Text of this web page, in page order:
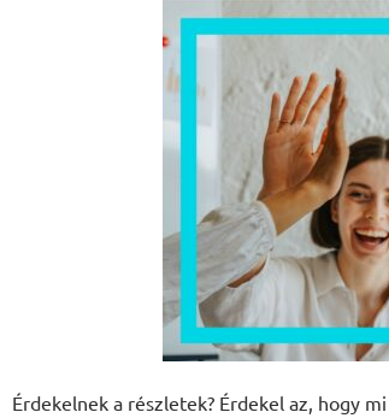
Érdekelnek a részletek? Érdekel az, hogy